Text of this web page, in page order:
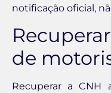
notificação oficial,
de
Recuperar a CNH